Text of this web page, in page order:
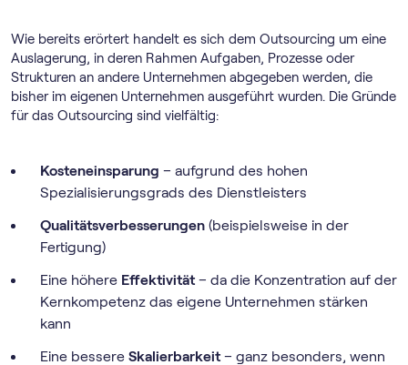
Wie bereits erörtert handelt es sich dem Outsourcing um eine
Auslagerung, in deren Rahmen Aufgaben, Prozesse oder
Strukturen an andere Unternehmen abgegeben werden, die
bisher im eigenen Unternehmen ausgeführt wurden. Die Gründe
für das Outsourcing sind vielfältig:
Kosteneinsparung – aufgrund des hohen
Spezialisierungsgrads des Dienstleisters
Qualitätsverbesserungen (beispielsweise in der
Fertigung)
Eine höhere Effektivität – da die Konzentration auf der
Kernkompetenz das eigene Unternehmen stärken
kann
Eine bessere Skalierbarkeit – ganz besonders, wenn